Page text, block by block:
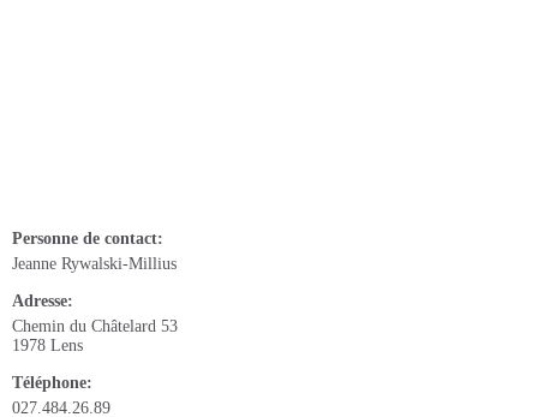
Personne de contact
Jeanne Rywalski-Millius
Adresse
Chemin du Châtelard 53
1978 Lens
Téléphone
027.484.26.89